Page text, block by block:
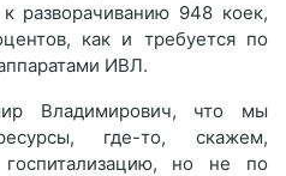
разворачиванию 948 коек,
как и требуется по
ИВЛ.
Владимирович, что мы
где-то, скажем,
госпитализацию, но не по